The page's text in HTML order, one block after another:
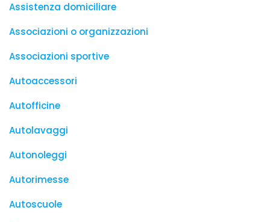
Assistenza domiciliare
Associazioni o organizzazioni
Associazioni sportive
Autoaccessori
Autofficine
Autolavaggi
Autonoleggi
Autorimesse
Autoscuole